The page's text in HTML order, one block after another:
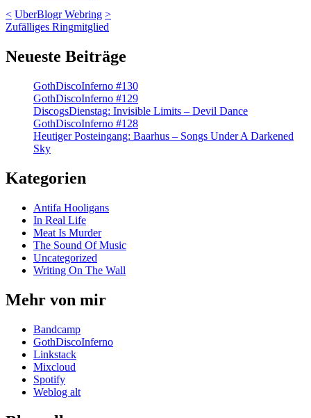
< UberBlogr Webring >
Zufälliges Ringmitglied
Neueste Beiträge
GothDiscoInferno #130
GothDiscoInferno #129
DiscogsDienstag: Invisible Limits – Devil Dance
GothDiscoInferno #128
Heutiger Posteingang: Baarhus – Songs Under A Darkened
Sky
Kategorien
Antifa Hooligans
In Real Life
Meat Is Murder
The Sound Of Music
Uncategorized
Writing On The Wall
Mehr von mir
Bandcamp
GothDiscoInferno
Linkstack
Mixcloud
Spotify
Weblog alt